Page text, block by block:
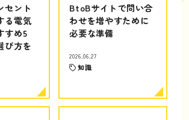
セント
る電気
すめ5
び方を
BtoBサイトで問い合
わせを増やすために
必要な準備
2026.06.27
知識